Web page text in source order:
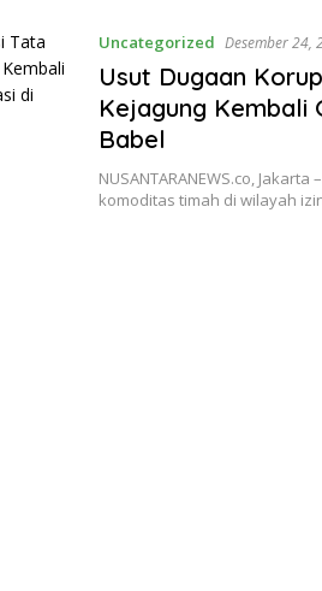
Uncategorized Desember 24,
Usut Dugaan
Kejagung Kembali
Babel
NUSANTARANEWS.co,
komoditas timah di wilayah